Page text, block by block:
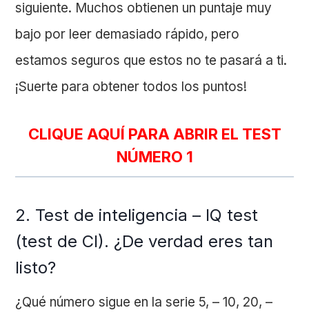
siguiente. Muchos obtienen un puntaje muy
bajo por leer demasiado rápido, pero
estamos seguros que estos no te pasará a ti.
¡Suerte para obtener todos los puntos!
CLIQUE AQUÍ PARA ABRIR EL TEST
NÚMERO 1
2. Test de inteligencia – IQ test
(test de CI). ¿De verdad eres tan
listo?
¿Qué número sigue en la serie 5, – 10, 20, –